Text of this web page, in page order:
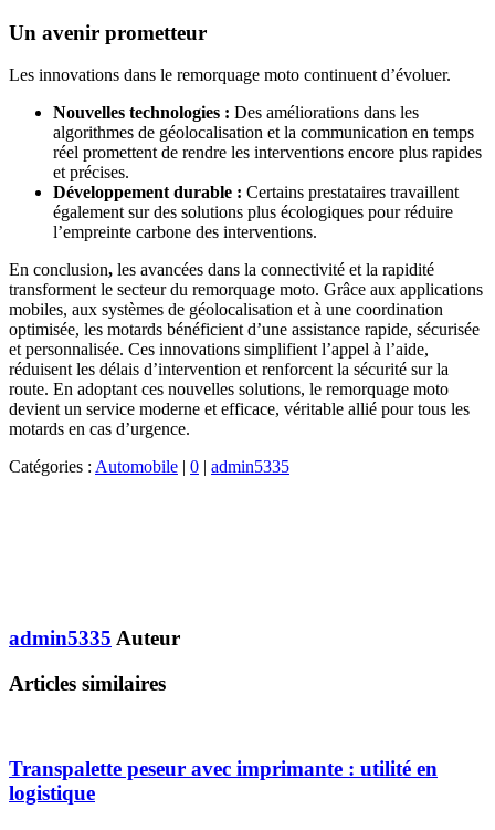
Un avenir prometteur
Les innovations dans le remorquage moto continuent d’évoluer.
Nouvelles technologies : Des améliorations dans les
algorithmes de géolocalisation et la communication en temps
réel promettent de rendre les interventions encore plus rapides
et précises.
Développement durable : Certains prestataires travaillent
également sur des solutions plus écologiques pour réduire
l’empreinte carbone des interventions.
En conclusion, les avancées dans la connectivité et la rapidité
transforment le secteur du remorquage moto. Grâce aux applications
mobiles, aux systèmes de géolocalisation et à une coordination
optimisée, les motards bénéficient d’une assistance rapide, sécurisée
et personnalisée. Ces innovations simplifient l’appel à l’aide,
réduisent les délais d’intervention et renforcent la sécurité sur la
route. En adoptant ces nouvelles solutions, le remorquage moto
devient un service moderne et efficace, véritable allié pour tous les
motards en cas d’urgence.
Catégories : Automobile | 0 | admin5335
admin5335 Auteur
Articles similaires
Transpalette peseur avec imprimante : utilité en
logistique